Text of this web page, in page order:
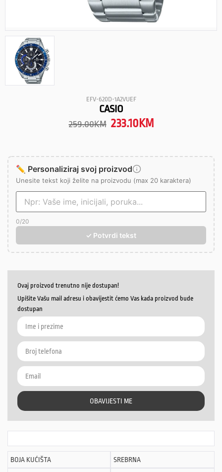
EFV-620D-1A2VUEF
CASIO
259.00KM 233.10 KM
✏️ Personaliziraj svoj proizvod
Unesite tekst koji želite na proizvodu (max 20 karaktera)
0/20
✓ Potvrdi tekst
Ovaj proizvod trenutno nije dostupan!
Upišite Vašu mail adresu i obavijestit ćemo Vas kada proizvod bude
dostupan
OBAVIJESTI ME
BOJA KUĆIŠTA SREBRNA